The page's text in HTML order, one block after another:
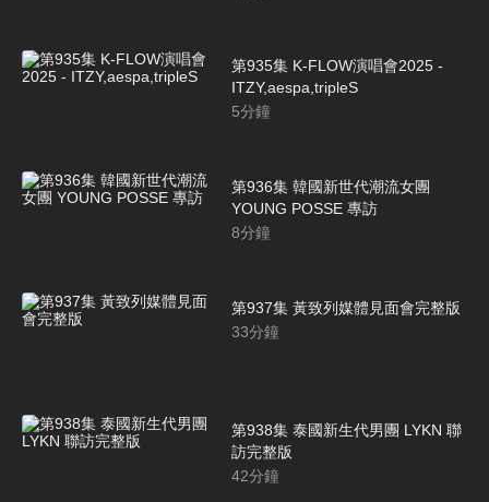
第935集 K-FLOW演唱會2025 -
ITZY,aespa,tripleS
5分鐘
第936集 韓國新世代潮流女團
YOUNG POSSE 專訪
8分鐘
第937集 黃致列媒體見面會完整版
33分鐘
第938集 泰國新生代男團 LYKN 聯
訪完整版
42分鐘